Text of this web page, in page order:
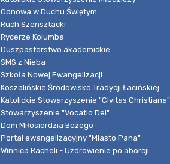
Odnowa w Duchu Świętym
Ruch Szensztacki
Rycerze Kolumba
Duszpasterstwo akademickie
SMS z Nieba
Szkoła Nowej Ewangelizacji
Koszalińskie Środowisko Tradycji Łacińskiej
Katolickie Stowarzyszenie "Civitas Christiana"
Stowarzyszenie "Vocatio Dei"
Dom Miłosierdzia Bożego
Portal ewangelizacyjny "Miasto Pana"
Winnica Racheli - Uzdrowienie po aborcji